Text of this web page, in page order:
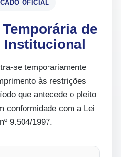
OFICIAL
de
Institucional
se temporariamente
às restrições
que antecede o pleito
conformidade com a Lei
9.504/1997.